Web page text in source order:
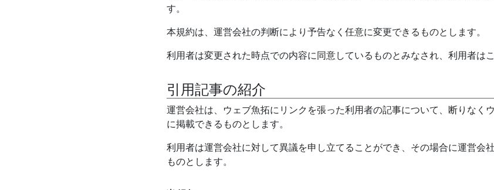
す。
本規約は、運営会社の判断により予告なく任意に変更できるものとします。
利用者は変更された時点での内容に同意しているものとみなされ、利用者は
引用記事の紹介
運営会社は、ウェブ魚拓にリンクを張った利用者の記事について、断りなく
に掲載できるものとします。
利用者は運営会社に対して異議を申し立てることができ、その場合に運営会
ものとします。